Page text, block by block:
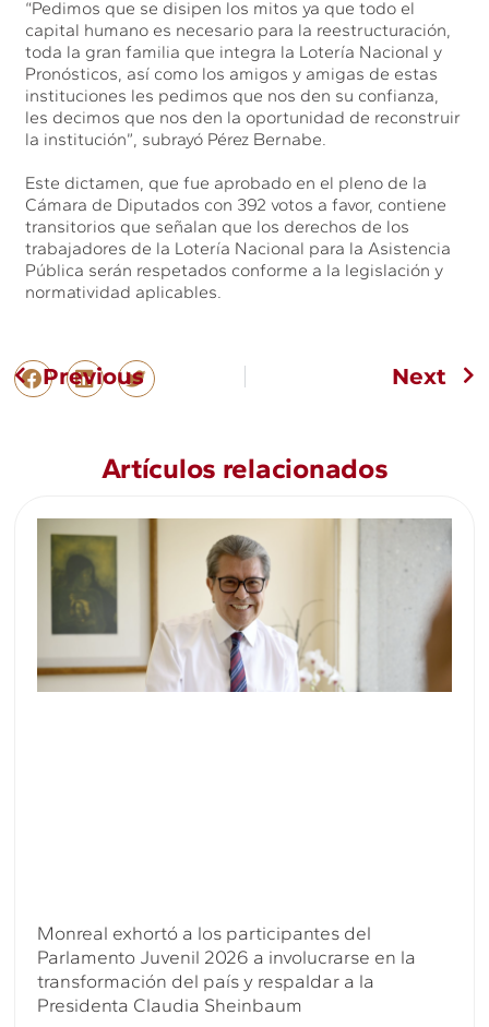
“Pedimos que se disipen los mitos ya que todo el
capital humano es necesario para la reestructuración,
toda la gran familia que integra la Lotería Nacional y
Pronósticos, así como los amigos y amigas de estas
instituciones les pedimos que nos den su confianza,
les decimos que nos den la oportunidad de reconstruir
la institución”, subrayó Pérez Bernabe.
Este dictamen, que fue aprobado en el pleno de la
Cámara de Diputados con 392 votos a favor, contiene
transitorios que señalan que los derechos de los
trabajadores de la Lotería Nacional para la Asistencia
Pública serán respetados conforme a la legislación y
normatividad aplicables.
Previous Next
Artículos relacionados
Monreal exhortó a los participantes del
Parlamento Juvenil 2026 a involucrarse en la
transformación del país y respaldar a la
Presidenta Claudia Sheinbaum